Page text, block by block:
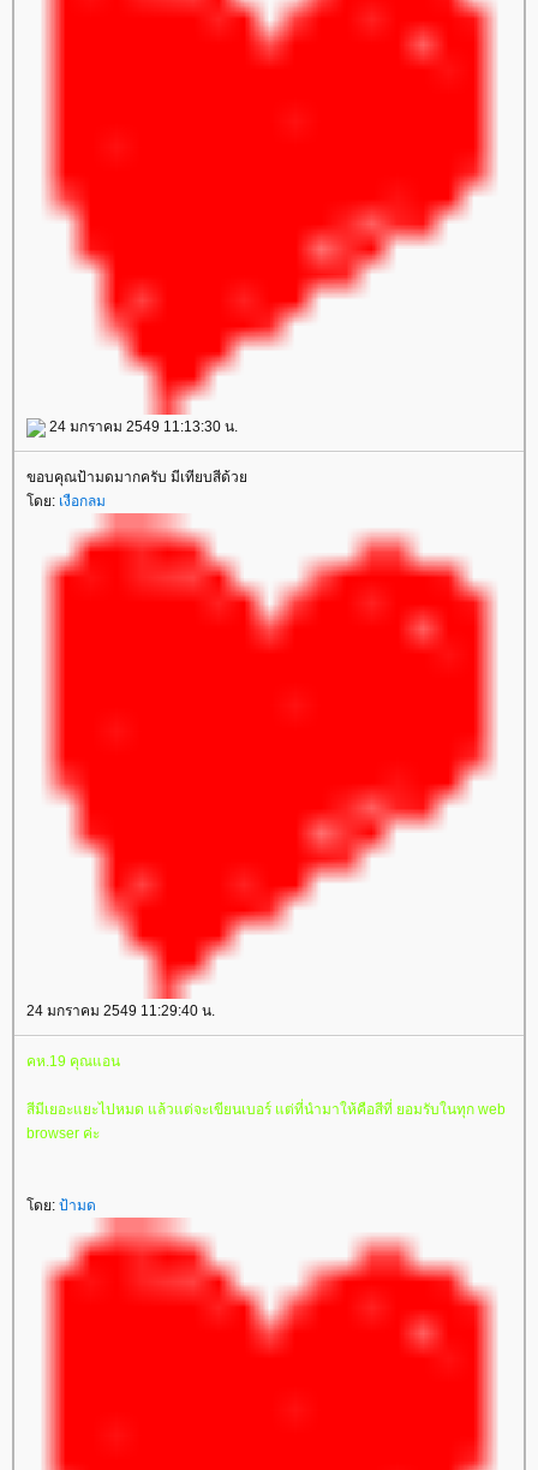
24 มกราคม 2549 11:13:30 น.
ขอบคุณป้ามดมากครับ มีเทียบสีด้ว
ดย: เงือกลม
24 มกราคม 2549 11:29:40 น.
คห.19 คุณแอน
สีมีเยอะแยะไปหมด แล้วแต่จะเขียนเบอร์ แต่ที่นำมาให้คือสีที่ ยอมรับในทุก web
browser ค่ะ
ดย: ป้ามด